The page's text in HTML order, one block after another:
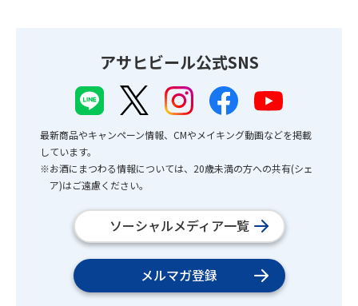
アサヒビール公式SNS
最新商品やキャンペーン情報、CMやメイキング動画などを掲載
しています。
※お酒にまつわる情報については、20歳未満の方への共有(シェ
ア)はご遠慮ください。
ソーシャルメディア一覧
メルマガ登録